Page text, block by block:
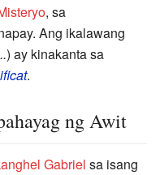
, sa
Ang ikalawang
) ay kinakanta sa
.
ng Awit
Gabriel sa isang